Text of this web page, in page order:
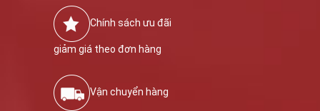
Chính sách ưu đãi
giảm giá theo đơn hàng
Vận chuyển hàng